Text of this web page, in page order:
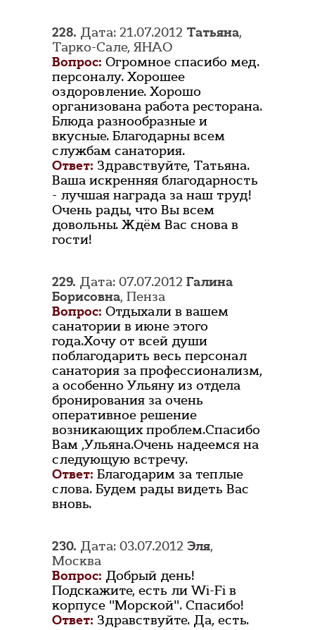
228. Дата: 21.07.2012 Татьяна,
Тарко-Сале, ЯНАО
Вопрос: Огромное спасибо мед.
персоналу. Хорошее
оздоровление. Хорошо
организована работа ресторана.
Блюда разнообразные и
вкусные. Благодарны всем
службам санатория.
Ответ: Здравствуйте, Татьяна.
Ваша искренняя благодарность
- лучшая награда за наш труд!
Очень рады, что Вы всем
довольны. Ждём Вас снова в
гости!
229. Дата: 07.07.2012 Галина
Борисовна, Пенза
Вопрос: Отдыхали в вашем
санатории в июне этого
года.Хочу от всей души
поблагодарить весь персонал
санатория за профессионализм,
а особенно Ульяну из отдела
бронирования за очень
оперативное решение
возникающих проблем.Спасибо
Вам ,Ульяна.Очень надеемся на
следующую встречу.
Ответ: Благодарим за теплые
слова. Будем рады видеть Вас
вновь.
230. Дата: 03.07.2012 Эля,
Москва
Вопрос: Добрый день!
Подскажите, есть ли Wi-Fi в
корпусе "Морской". Спасибо!
Ответ: Здравствуйте. Да, есть.